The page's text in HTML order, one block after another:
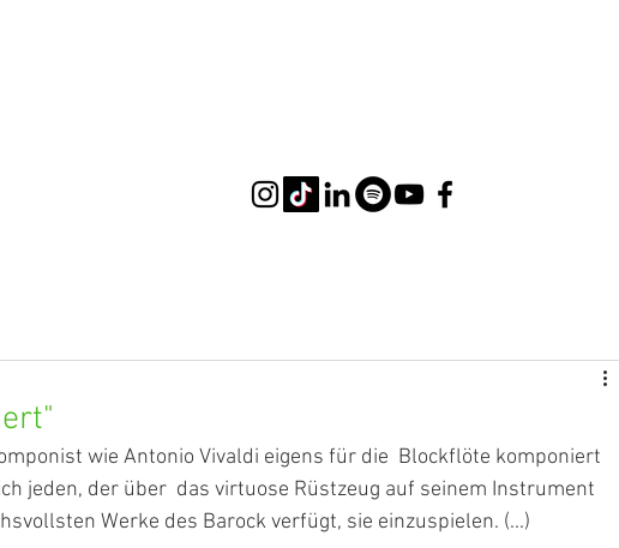
wie Antonio Vivaldi eigens für die  Blockflöte komponiert
jeden, der über  das virtuose Rüstzeug auf seinem Instrument
Werke des Barock verfügt, sie einzuspielen. (...)